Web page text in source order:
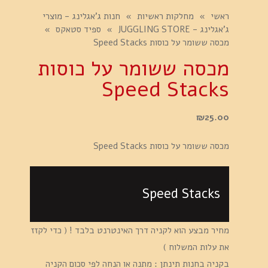
ראשי » מחלקות ראשיות » חנות ג'אגלינג - מוצרי
ג'אגלינג - JUGGLING STORE
» ספיד סטאקס »
מכסה ששומר על כוסות Speed Stacks
מכסה ששומר על כוסות
Speed Stacks
₪25.00
מכסה ששומר על כוסות Speed Stacks
Speed Stacks
מחיר מבצע הוא לקניה דרך האינטרנט בלבד ! ( כדי לקזז
את עלות המשלוח )
בקניה בחנות תינתן : מתנה או הנחה לפי סכום הקניה